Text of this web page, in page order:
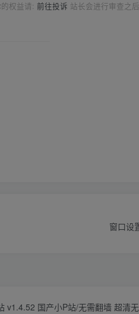
权益请: 前往投诉 站长会进行审查之
窗口设
v1.4.52 国产小P站/无需翻墙 超清